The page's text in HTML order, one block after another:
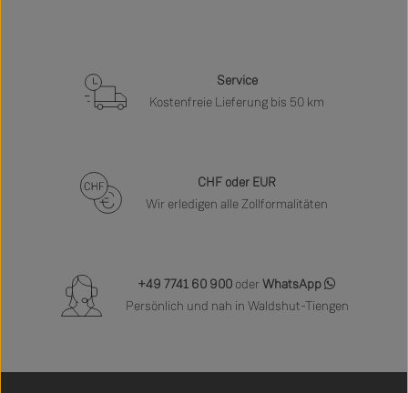
Service
Kostenfreie Lieferung bis 50 km
CHF oder EUR
Wir erledigen alle Zollformalitäten
+49 7741 60 900 oder WhatsApp
Persönlich und nah in Waldshut-Tiengen